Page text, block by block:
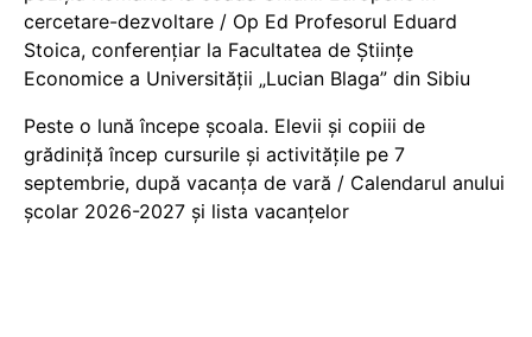
cercetare-dezvoltare / Op Ed Profesorul Eduard
Stoica, conferențiar la Facultatea de Științe
Economice a Universității „Lucian Blaga” din Sibiu
Peste o lună începe școala. Elevii și copiii de
grădiniță încep cursurile și activitățile pe 7
septembrie, după vacanța de vară / Calendarul anului
școlar 2026-2027 și lista vacanțelor